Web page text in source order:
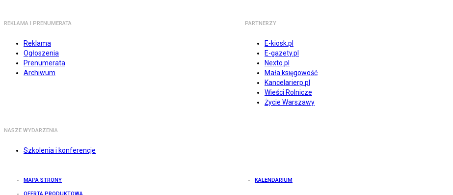
REKLAMA I PRENUMERATA
Reklama
Ogłoszenia
Prenumerata
Archiwum
PARTNERZY
E-kiosk.pl
E-gazety.pl
Nexto.pl
Mała księgowość
Kancelarierp.pl
Wieści Rolnicze
Życie Warszawy
NASZE WYDARZENIA
Szkolenia i konferencje
MAPA STRONY KALENDARIUM